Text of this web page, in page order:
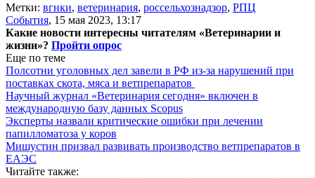
Метки: вгнки, ветеринария, россельхознадзор, РПЦ
События, 15 мая 2023, 13:17
Какие новости интересны читателям «Ветеринарии и
жизни»? Пройти опрос
Еще по теме
Полсотни уголовных дел завели в РФ из-за нарушений при
поставках скота, мяса и ветпрепаратов
Научный журнал «Ветеринария сегодня» включен в
международную базу данных Scopus
Эксперты назвали критические ошибки при лечении
папилломатоза у коров
Мишустин призвал развивать производство ветпрепаратов в
ЕАЭС
Читайте также: